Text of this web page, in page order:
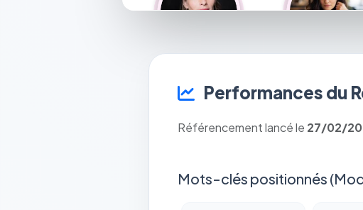
Performances du
Référencement lancé le 27/02/
Mots-clés positionnés